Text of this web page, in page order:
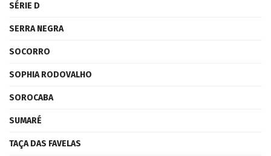
SÉRIE D
SERRA NEGRA
SOCORRO
SOPHIA RODOVALHO
SOROCABA
SUMARÉ
TAÇA DAS FAVELAS